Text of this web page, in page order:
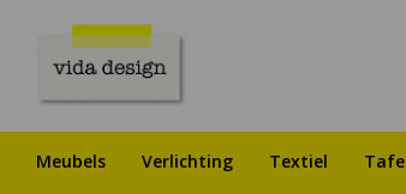
Meubels Verlichting Textiel